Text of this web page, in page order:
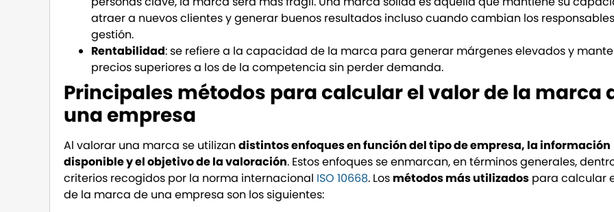
atraer a nuevos clientes y generar buenos resultados incluso cuando cambian los
gestión.
Rentabilidad: se refiere a la capacidad de la marca para generar márgenes elevados y
precios superiores a los de la competencia sin perder demanda.
Principales métodos para calcular el valor de la marca
una empresa
Al valorar una marca se utilizandistintos enfoques en función del tipo de empresa, la información
disponible y el objetivo de la valoración. Estos enfoques se enmarcan, en términos generales,
criterios recogidos por la norma internacional ISO 10668. Los métodos más utilizados para calcular
de la marca de una empresa son los siguientes: